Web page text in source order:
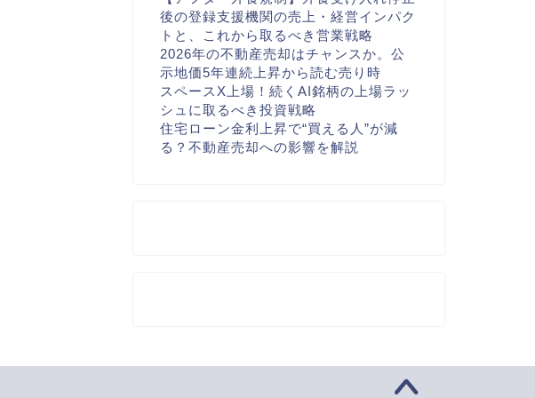
後の登録支援機関の売上・経営インパク
トと、これから取るべき営業戦略
2026年の不動産売却はチャンスか。公
示地価5年連続上昇から読む売り時
スペースX上場！続くAI銘柄の上場ラッ
シュに取るべき投資戦略
住宅ローン金利上昇で“買える人”が減
る？不動産売却への影響を解説